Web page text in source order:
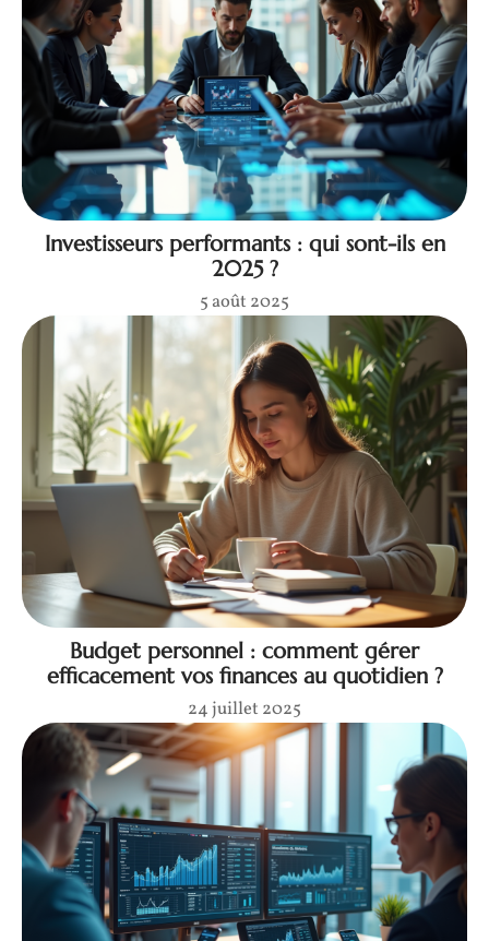
Investisseurs performants : qui sont-ils en
2025 ?
5 août 2025
Budget personnel : comment gérer
efficacement vos finances au quotidien ?
24 juillet 2025